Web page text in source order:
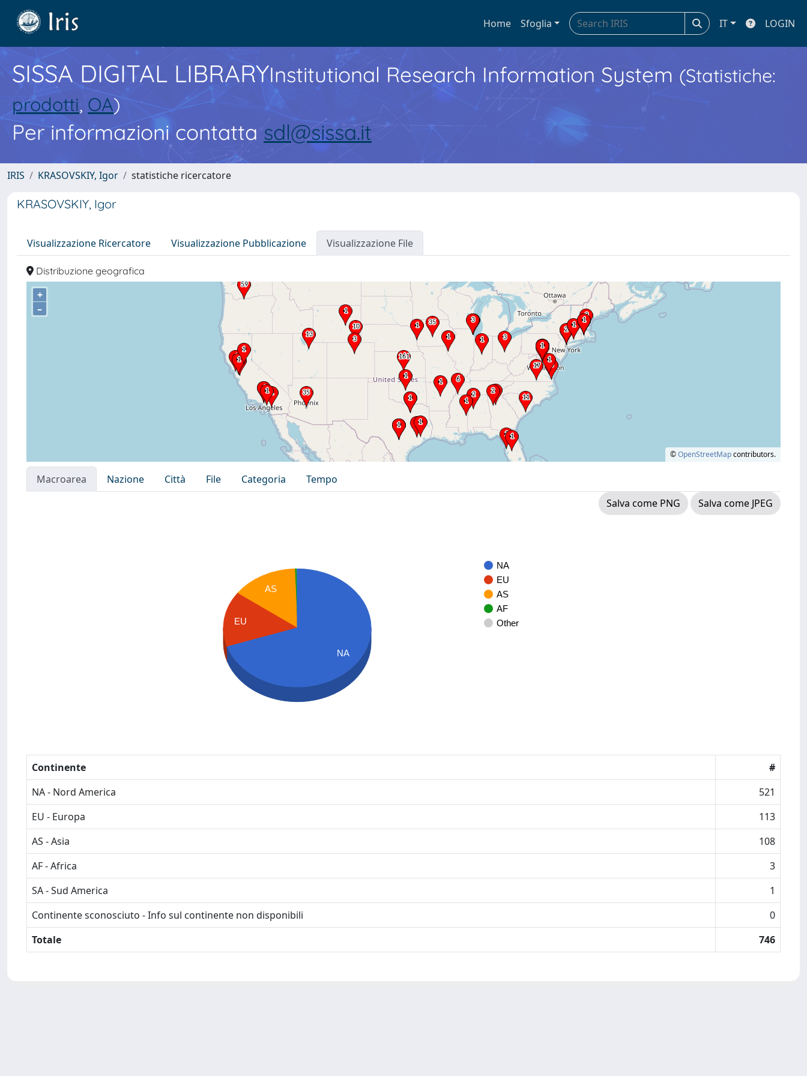
Home Sfoglia IT LOGIN
SISSA DIGITAL LIBRARYInstitutional Research Information System (Statistiche:
prodotti, OA)
Per informazioni contatta sdl@sissa.it
IRIS KRASOVSKIY, Igor statistiche ricercatore
KRASOVSKIY, Igor
Visualizzazione Ricercatore Visualizzazione Pubblicazione Visualizzazione File
Distribuzione geografica
+
–
©OpenStreetMapcontributors.
Macroarea Nazione Città File Categoria
Tempo
Salva come PNG
Salva come JPEG
NA
EU
AS
AF
Other
AS
EU
NA
Continente
#
NA - Nord America
521
EU - Europa
113
AS - Asia
108
AF - Africa
3
SA - Sud America
1
Continente sconosciuto - Info sul continente non disponibili
0
Totale
746